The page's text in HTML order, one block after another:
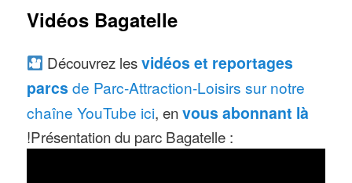
Vidéos Bagatelle
Découvrez lesvidéos et reportages
parcs de Parc-Attraction-Loisirs sur notre
chaîne YouTube ici, envous abonnant là
!Présentation du parc Bagatelle :